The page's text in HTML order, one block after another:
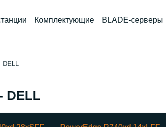
Комплектующие BLADE-серверы
DELL
DELL